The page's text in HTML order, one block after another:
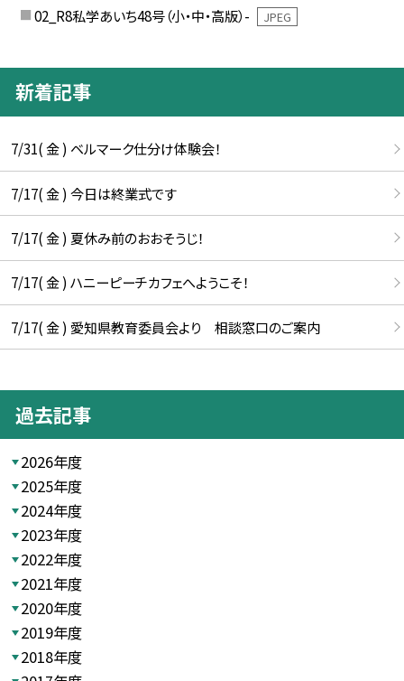
02_R8私学あいち48号（小・中・高版）- JPEG
新着記事
7/31( 金 ) ベルマーク仕分け体験会！
7/17( 金 ) 今日は終業式です
7/17( 金 ) 夏休み前のおおそうじ！
7/17( 金 ) ハニーピーチカフェへようこそ！
7/17( 金 ) 愛知県教育委員会より 相談窓口のご案内
過去記事
2026年度
2025年度
2024年度
2023年度
2022年度
2021年度
2020年度
2019年度
2018年度